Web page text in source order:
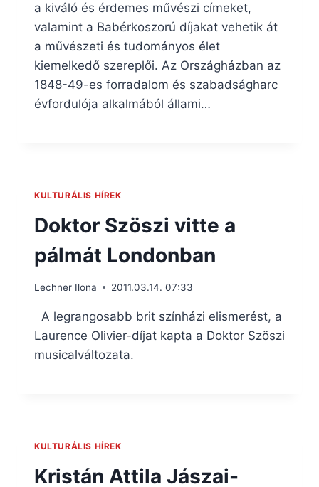
a kiváló és érdemes művészi címeket,
valamint a Babérkoszorú díjakat vehetik át
a művészeti és tudományos élet
kiemelkedő szereplői. Az Országházban az
1848-49-es forradalom és szabadságharc
évfordulója alkalmából állami…
KULTURÁLIS HÍREK
Doktor Szöszi vitte a
pálmát Londonban
Lechner Ilona 2011.03.14. 07:33
A legrangosabb brit színházi elismerést, a
Laurence Olivier-díjat kapta a Doktor Szöszi
musicalváltozata.
KULTURÁLIS HÍREK
Kristán Attila Jászai-